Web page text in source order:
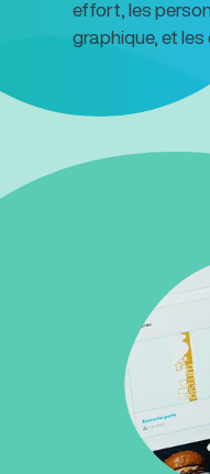
effort, les
graphique, et